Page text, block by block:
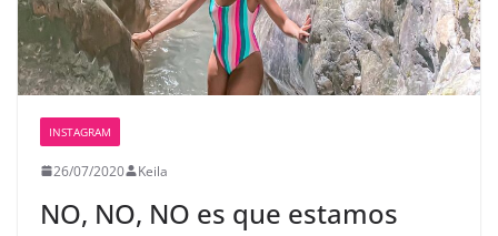
INSTAGRAM
26/07/2020 Keila
NO, NO, NO es que estamos